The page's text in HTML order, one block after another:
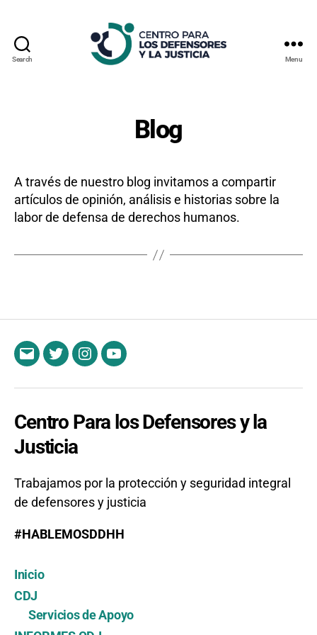
Search
y
Menu
Blog
A través de nuestro blog invitamos a compartir
artículos de opinión, análisis e historias sobre la
labor de defensa de derechos humanos.
EmailTwitterInstagramYouTube
Centro Para los Defensores y la
Justicia
Trabajamos por la protección y seguridad integral
de defensores y justicia
#HABLEMOSDDHH
Inicio
CDJ
Servicios de Apoyo